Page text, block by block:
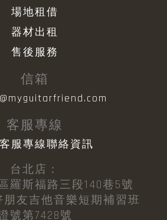
場地租借
器材出租
售後服務
信箱
客服專線
服專線聯絡資訊
台北店：
羅斯福路三段140巷5號
友吉他音樂短期補習班
號第7428號